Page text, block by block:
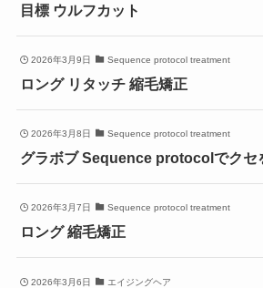
目標 ウルフカット
2026年3月9日 Sequence protocol treatment
ロング リタッチ 縮毛矯正
2026年3月8日 Sequence protocol treatment
グラボブ Sequence protocolでクセ
2026年3月7日 Sequence protocol treatment
ロング 縮毛矯正
2026年3月6日 エイジングヘア